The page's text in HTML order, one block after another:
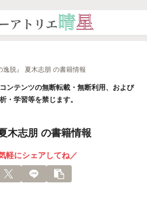
逸脱』 夏木志朋 の書籍情報
ンテンツの無断転載・無断利用、および
・学習等を禁じます。
木志朋 の書籍情報
軽にシェアしてね／